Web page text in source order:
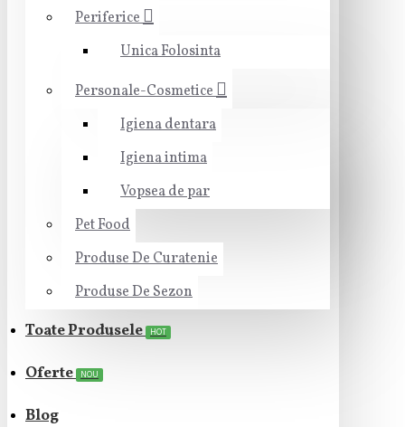
Periferice
Unica Folosinta
Personale-Cosmetice
Igiena dentara
Igiena intima
Vopsea de par
Pet Food
Produse De Curatenie
Produse De Sezon
Toate Produsele HOT
Oferte NOU
Blog